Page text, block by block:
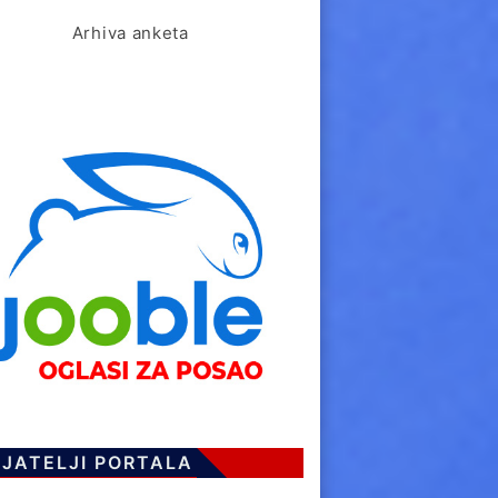
Arhiva anketa
PORTALA